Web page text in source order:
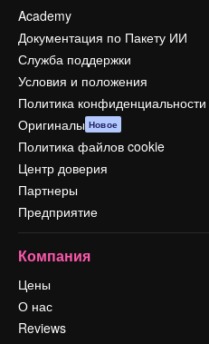
Academy
Документация по Пакету ИИ
Служба поддержки
Условия и положения
Политика конфиденциальности
Оригиналы Новое
Политика файлов cookie
Центр доверия
Партнеры
Предприятие
Компания
Цены
О нас
Reviews